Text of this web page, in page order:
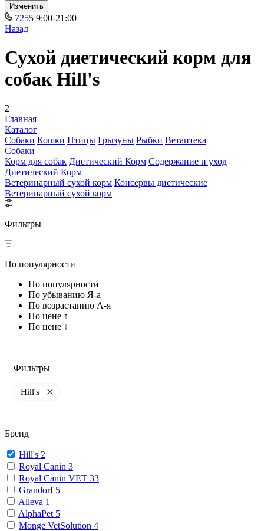
Изменить
7255 9:00-21:00
Назад
Сухой диетический корм для
собак Hill's
2
Главная
Каталог
Собаки Кошки Птицы Грызуны Рыбки Ветаптека
Собаки
Корм для собак Диетический Корм Содержание и уход
Диетический Корм
Ветеринарный сухой корм Консервы диетические
Ветеринарный сухой корм
Фильтры
По популярности
По популярности
По убыванию Я-а
По возрастанию А-я
По цене ↑
По цене ↓
Фильтры
Hill's
Бренд
Hill's 2
Royal Canin 3
Royal Canin VET 33
Grandorf 5
Alleva 1
AlphaPet 5
Monge VetSolution 4